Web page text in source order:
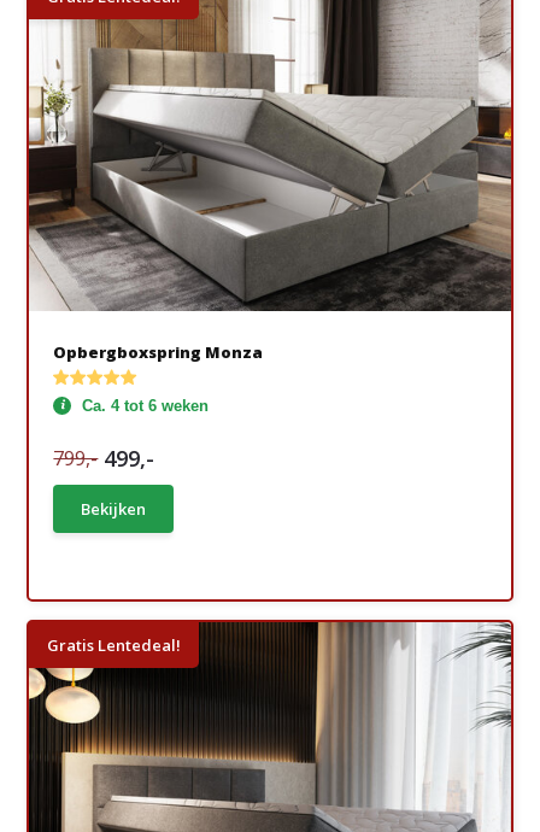
Opbergboxspring Monza
Ca. 4 tot 6 weken
799,- 499,-
Bekijken
Gratis Lentedeal!